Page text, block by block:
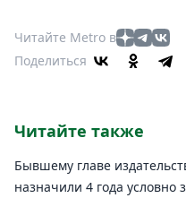
Читайте Metro в
Поделиться
Читайте также
Бывшему главе
назначили 4 года условно